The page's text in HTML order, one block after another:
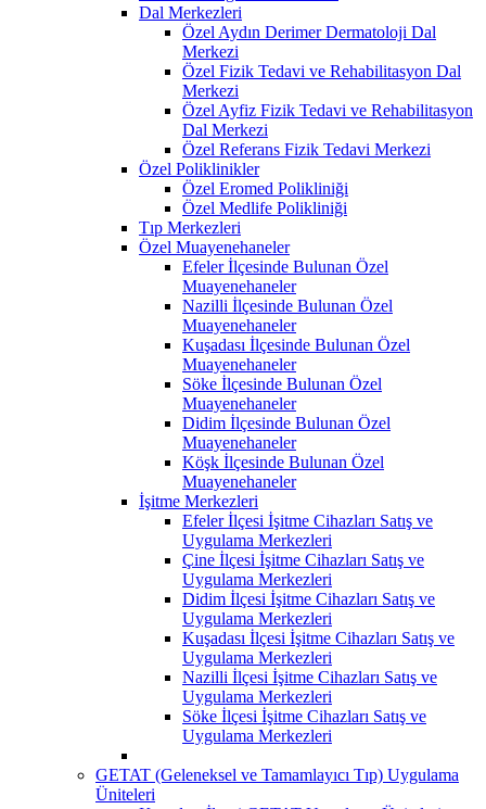
Dal Merkezleri
Özel Aydın Derimer Dermatoloji Dal
Merkezi
Özel Fizik Tedavi ve Rehabilitasyon Dal
Merkezi
Özel Ayfiz Fizik Tedavi ve Rehabilitasyon
Dal Merkezi
Özel Referans Fizik Tedavi Merkezi
Özel Poliklinikler
Özel Eromed Polikliniği
Özel Medlife Polikliniği
Tıp Merkezleri
Özel Muayenehaneler
Efeler İlçesinde Bulunan Özel
Muayenehaneler
Nazilli İlçesinde Bulunan Özel
Muayenehaneler
Kuşadası İlçesinde Bulunan Özel
Muayenehaneler
Söke İlçesinde Bulunan Özel
Muayenehaneler
Didim İlçesinde Bulunan Özel
Muayenehaneler
Köşk İlçesinde Bulunan Özel
Muayenehaneler
İşitme Merkezleri
Efeler İlçesi İşitme Cihazları Satış ve
Uygulama Merkezleri
Çine İlçesi İşitme Cihazları Satış ve
Uygulama Merkezleri
Didim İlçesi İşitme Cihazları Satış ve
Uygulama Merkezleri
Kuşadası İlçesi İşitme Cihazları Satış ve
Uygulama Merkezleri
Nazilli İlçesi İşitme Cihazları Satış ve
Uygulama Merkezleri
Söke İlçesi İşitme Cihazları Satış ve
Uygulama Merkezleri
GETAT (Geleneksel ve Tamamlayıcı Tıp) Uygulama
Üniteleri